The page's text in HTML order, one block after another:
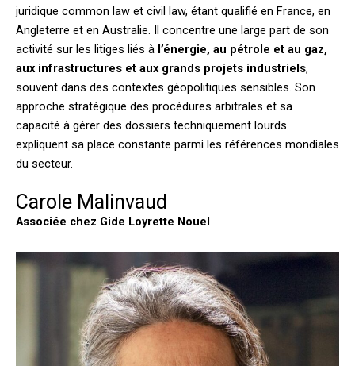
juridique common law et civil law, étant qualifié en France, en
Angleterre et en Australie. Il concentre une large part de son
activité sur les litiges liés à l’énergie, au pétrole et au gaz,
aux infrastructures et aux grands projets industriels,
souvent dans des contextes géopolitiques sensibles. Son
approche stratégique des procédures arbitrales et sa
capacité à gérer des dossiers techniquement lourds
expliquent sa place constante parmi les références mondiales
du secteur.
Carole Malinvaud
Associée chez Gide Loyrette Nouel